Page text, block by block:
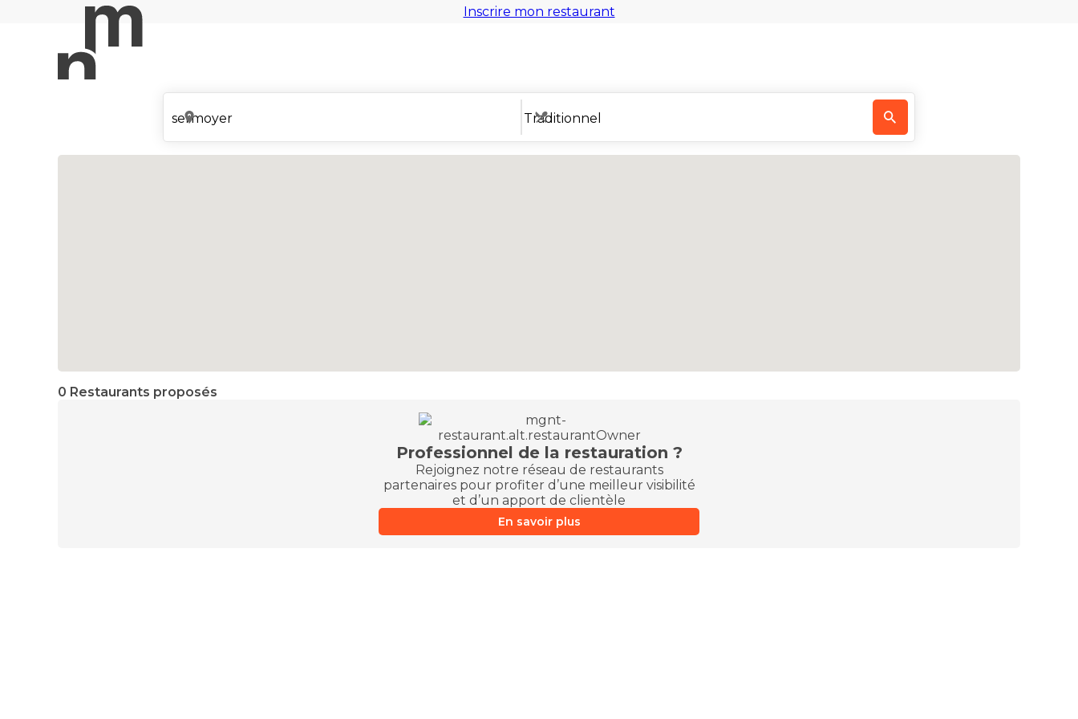
Inscrire mon restaurant
0 Restaurants proposés
Professionnel de la restauration ?
Rejoignez notre réseau de restaurants
partenaires pour profiter d’une meilleur visibilité
et d’un apport de clientèle
En savoir plus